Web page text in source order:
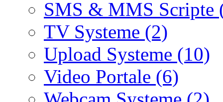
SMS & MMS Scripte
TV Systeme (2)
Upload Systeme (10)
Video Portale (6)